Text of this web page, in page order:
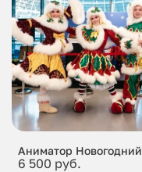
Аниматор Новогодний
6 500 руб.